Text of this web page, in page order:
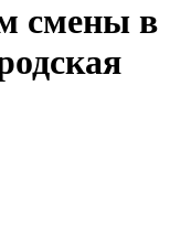
смены в